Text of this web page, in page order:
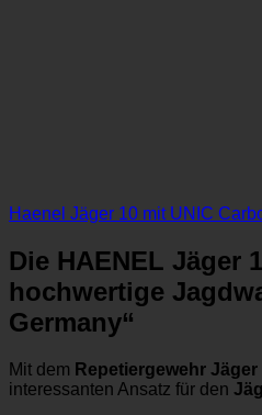
Haenel Jäger 10 mit UNIC
Die HAENEL Jäger
hochwertige
Germany“
Mit dem Repetiergewehr Jäger
interessanten Ansatz für den